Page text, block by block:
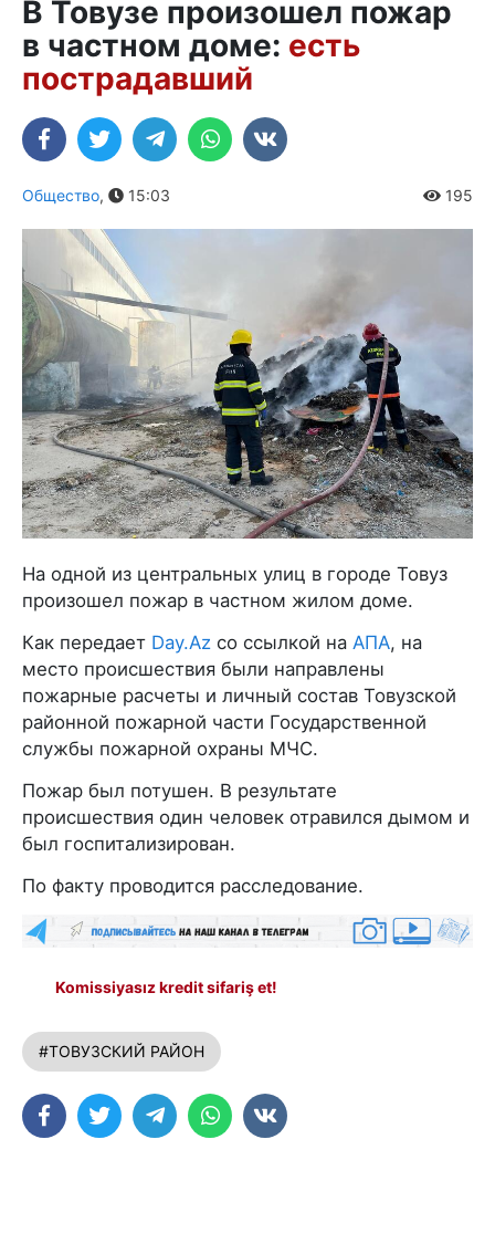
В Товузе произошел пожар
в частном доме: есть
пострадавший
Общество, 15:03 195
На одной из центральных улиц в городе Товуз
произошел пожар в частном жилом доме.
Как передает Day.Az со ссылкой на АПА, на
место происшествия были направлены
пожарные расчеты и личный состав Товузской
районной пожарной части Государственной
службы пожарной охраны МЧС.
Пожар был потушен. В результате
происшествия один человек отравился дымом и
был госпитализирован.
По факту проводится расследование.
Komissiyasız kredit sifariş et!
#ТОВУЗСКИЙ РАЙОН